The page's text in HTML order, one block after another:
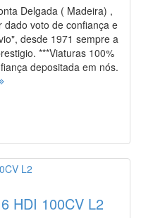
Delgada ( Madeira) ,
voto de confiança e
desde 1971 sempre a
***Viaturas 100%
depositada em nós.
HDI 100CV L2